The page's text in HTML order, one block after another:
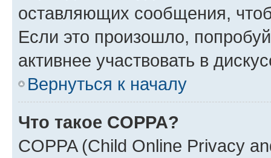
оставляющих сообщения,
Если это произошло,
активнее участвовать в
Вернуться к началу
Что такое COPPA?
COPPA (Child Online Privacy